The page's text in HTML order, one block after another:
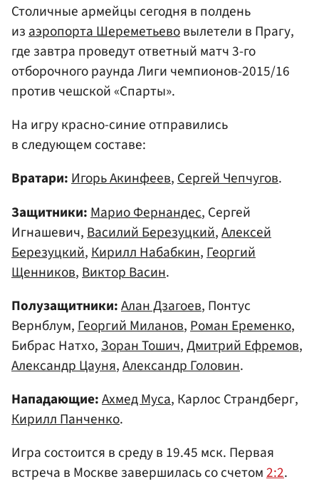
Столичные армейцы сегодня в полдень
изаэропорта Шереметьевовылетели в Прагу,
где завтра проведут ответный матч 3-го
отборочного раунда Лиги чемпионов-2015/16
против чешской «Спарты».
На игру красно-синие отправились
в следующем составе:
Вратари:Игорь Акинфеев,Сергей Чепчугов.
Защитники: Марио Фернандес, Сергей
Игнашевич, Василий Березуцкий,Алексей
Березуцкий, Кирилл Набабкин, Георгий
Щенников, Виктор Васин.
Полузащитники:Алан Дзагоев, Понтус
Вернблум,Георгий Миланов,Роман Еременко,
Бибрас Натхо,Зоран Тошич,Дмитрий Ефремов,
Александр Цауня,Александр Головин.
Нападающие:Ахмед Муса, Карлос Страндберг,
Кирилл Панченко.
Игра состоится в среду в 19.45 мск. Первая
встреча в Москве завершилась со счетом2:2.